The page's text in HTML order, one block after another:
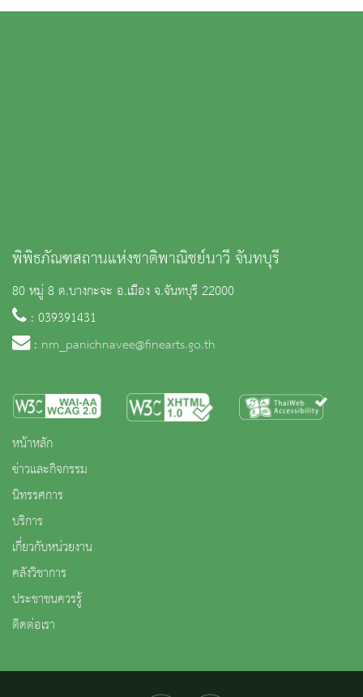
พิพิธภัณฑสถานแห่งชาติพาณิชย์นาวี จันทบุรี
80 หมู่ 8 ต.บางกะจะ อ.เมือง จ.จันทบุรี 22000
: 039391431
: nm_panichnavee@finearts.go.th
หน้าหลัก
ข่าวและกิจกรรม
นิทรรศการ
บริการ
เกี่ยวกับหน่วยงาน
คลังวิชาการ
ประชาชนควรรู้
ติดต่อเรา